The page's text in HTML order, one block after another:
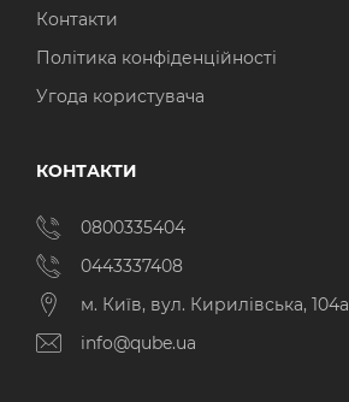
Контакти
Політика конфіденційності
Угода користувача
КОНТАКТИ
0800335404
0443337408
м. Київ, вул. Кирилівська, 104а
info@qube.ua